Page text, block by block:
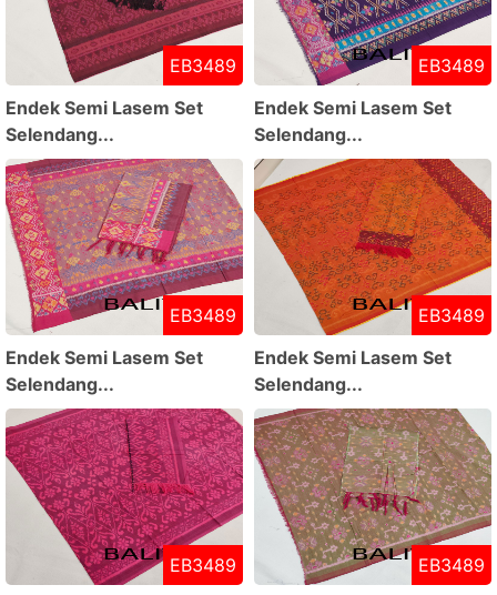
EB3489
Endek Semi Lasem Set
Selendang...
EB3489
Endek Semi Lasem Set
Selendang...
EB3489
Endek Semi Lasem Set
Selendang...
EB3489
Endek Semi Lasem Set
Selendang...
EB3489
EB3489